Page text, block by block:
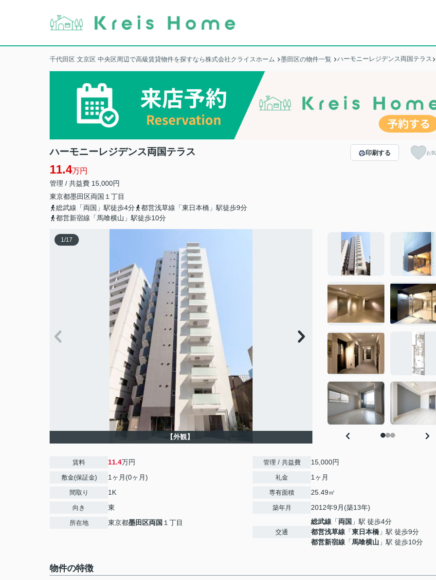
千代田区 文京区 中央区周辺で高級賃貸物件を探すなら株式会社クライスホーム 墨田区の物件一覧 ハーモニーレジデンス両国テラス
ハーモニーレジデンス両国テラス
11.4万円
管理 / 共益費 15,000円
東京都墨田区両国 １丁目
総武線「両国」駅徒歩4分
都営浅草線「東日本橋」駅徒歩9分
都営新宿線「馬喰横山」駅徒歩10分
印刷する お
1/17
【外観】
賃料 11.4万円
敷金(保証金) 1ヶ月(0ヶ月)
間取り 1K
向き 東
所在地 東京都墨田区両国 １丁目
管理 / 共益費 15,000円
礼金 1ヶ月
専有面積 25.49㎡
築年月 2012年9月(築13年)
交通
総武線 「両国 」駅 徒歩4分
都営浅草線 「東日本橋 」駅 徒歩9分
都営新宿線 「馬喰横山 」駅 徒歩10分
物件の特徴